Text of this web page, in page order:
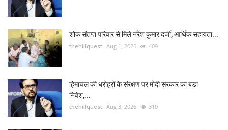
शोक संतप्त परिवार से मिले नरेश कुमार दर्जी, आर्थिक सहायता...
thehillquest Aug 1, 2026 409
हिमाचल की धरोहरों के संरक्षण पर मोदी सरकार का बड़ा
निवेश,...
thehillquest Aug 3, 2026 310